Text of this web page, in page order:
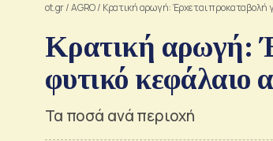
ot.gr/AGRO/ Κρατική αρωγή: Έρχεται προκαταβολή
Κρατική αρωγή:
φυτικό κεφάλαιο
Τα ποσά ανά περιοχή